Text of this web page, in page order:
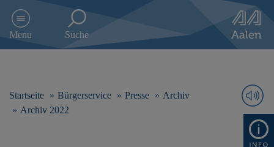
e
Menu Suche
Startseite Bürgerservice Presse
Archiv
Archiv 2022